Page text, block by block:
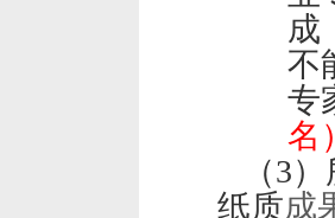
成
不
专
名
（3
纸质成